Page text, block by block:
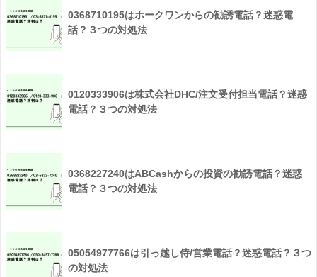
0368710195はホークワンからの勧誘電話？迷惑電
話？３つの対処法
0120333906は株式会社DHC/注文受付担当電話？迷惑
電話？３つの対処法
0368227240はABCashからの投資の勧誘電話？迷惑
電話？３つの対処法
05054977766は引っ越し侍/営業電話？迷惑電話？３つ
の対処法